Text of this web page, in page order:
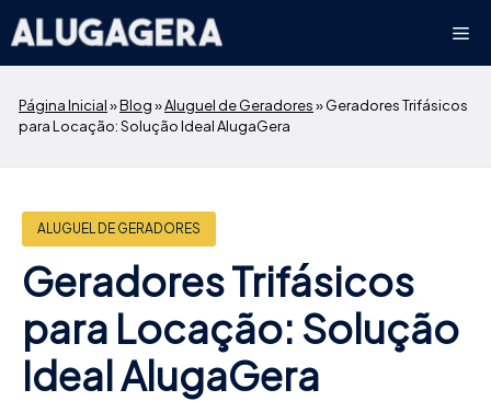
para
o
conteúdo
Página Inicial»Blog»Aluguel de Geradores»Geradores Trifásicos
para Locação: Solução Ideal AlugaGera
ALUGUEL DE GERADORES
Geradores Trifásicos
para Locação: Solução
Ideal AlugaGera